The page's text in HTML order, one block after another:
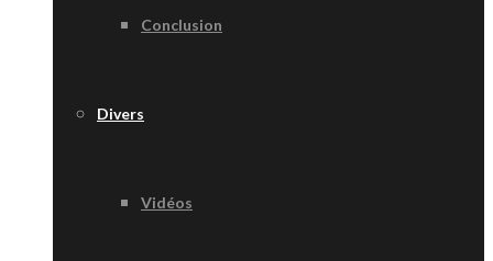
Conclusion
Divers
Vidéos